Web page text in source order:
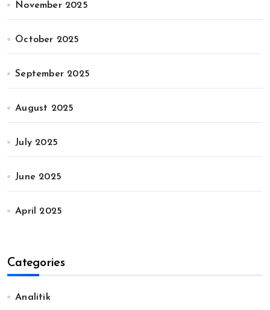
November 2025
October 2025
September 2025
August 2025
July 2025
June 2025
April 2025
Categories
Analitik